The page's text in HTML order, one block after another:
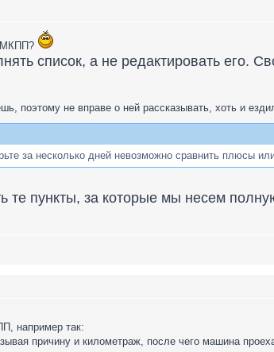
МКПП?
список, а не редактировать его.
поэтому не вправе о ней рассказывать, хоть и
за несколько дней невозможно сравнить плюсы
те пункты, за которые мы несем
например так:
причину и километраж, после чего машина